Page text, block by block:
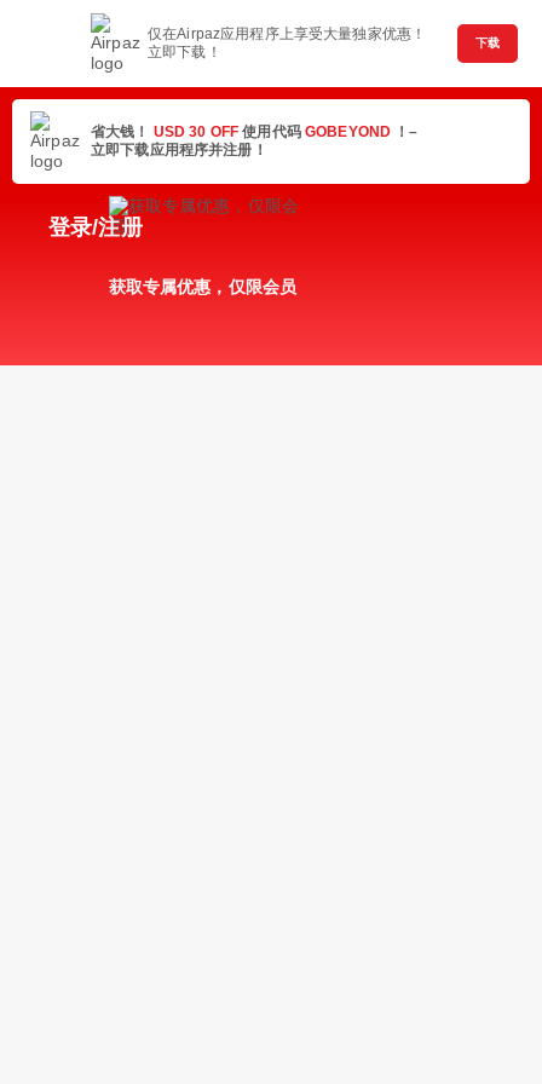
仅在Airpaz应用程序上享受大量独家优惠！
立即下载！
下载
省大钱！ USD 30 OFF使用代码 GOBEYOND ！–
立即下载应用程序并注册！
登录/注册
获取专属优惠，仅限会员